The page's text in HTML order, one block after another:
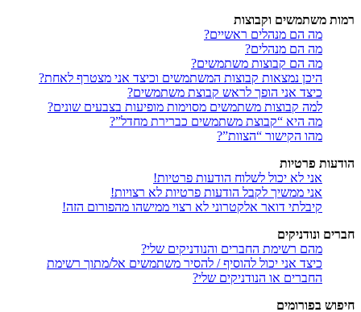
רמות משתמשים וקבוצות
מה הם מנהלים ראשיים?
מה הם מנהלים?
מה הם קבוצות משתמשים?
היכן נמצאות קבוצות המשתמשים וכיצד אני מצטרף לאחת?
כיצד אני הופך לראש קבוצת משתמשים?
למה קבוצות משתמשים מסוימות מופיעות בצבעים שונים?
מה היא “קבוצת משתמשים כברירת מחדל”?
מהו הקישור “הצוות”?
הודעות פרטיות
אני לא יכול לשלוח הודעות פרטיות!
אני ממשיך לקבל הודעות פרטיות לא רצויות!
קיבלתי דואר אלקטרוני לא רצוי ממישהו מהפורום הזה!
חברים ונודניקים
מהם רשימת החברים והנודניקים שלי?
כיצד אני יכול להוסיף / להסיר משתמשים אל/מתוך רשימת
החברים או הנודניקים שלי?
חיפוש בפורומים